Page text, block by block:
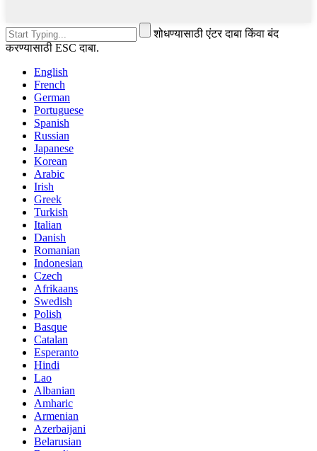
शोधण्यासाठी एंटर दाबा किंवा बंद
करण्यासाठी ESC दाबा.
English
French
German
Portuguese
Spanish
Russian
Japanese
Korean
Arabic
Irish
Greek
Turkish
Italian
Danish
Romanian
Indonesian
Czech
Afrikaans
Swedish
Polish
Basque
Catalan
Esperanto
Hindi
Lao
Albanian
Amharic
Armenian
Azerbaijani
Belarusian